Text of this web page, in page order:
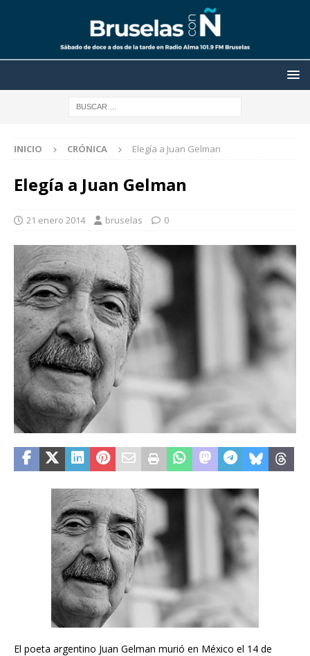
INICIO CRÓNICA Elegía a Juan Gelman
Elegía a Juan Gelman
21 enero 2014 bruselas 0
El poeta argentino Juan Gelman murió en México el 14 de